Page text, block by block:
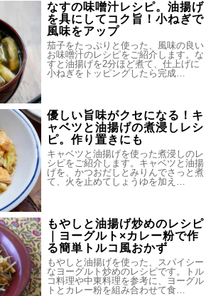
なすの味噌汁レシピ。油揚げ
を具にしてコク旨！小ねぎで
風味をアップ
茄子をたっぷりと使った、風味の良い
お味噌汁のレシピをご紹介します。な
すと油揚げを2分ほど煮て、仕上げに
小ねぎをトッピングしたら完成…
優しい旨味がクセになる！キ
ャベツと油揚げの煮浸しレシ
ピ。作り置きにも
キャベツと油揚げを使った煮浸しのレ
シピをご紹介します。キャベツと油揚
げを、かつおだしとみりんでさっと煮
て、火を止めてしょうゆを加え…
もやしと油揚げ炒めのレシピ
｜ヨーグルト×カレー粉で作
る簡単トルコ風おかず
もやしと油揚げを使った、スパイシー
なヨーグルト炒めのレシピです。トル
コ料理や中東料理を参考に、ヨーグル
トとカレー粉を組み合わせて食…